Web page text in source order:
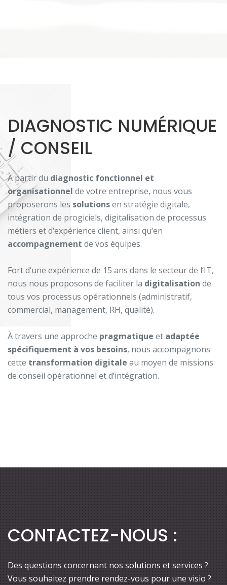
DIAGNOSTIC NUMÉRIQUE
/ CONSEIL
À partir du diagnostic fonctionnel et
organisationnel de votre entreprise, nous vous
proposerons les solutionsen stratégie digitale,
intégration de progiciels, digitalisation de processus
métiers et d‘expérience client, ainsi qu‘en
accompagnement de vos équipes.
Fort d‘une expérience de 15 ans dans le secteur de l‘IT,
nous nous proposons de faciliter la digitalisation de
tous vos processus opérationnels (administratif,
commercial, management, RH, qualité).
À travers une approche pragmatique et adaptée
spécifiquement à vos besoins, nous accompagnons
cette transformation digitale au moyen de missions
de conseil opérationnel et d‘intégration.
CONTACTEZ-NOUS :
Des questions concernant nos solutions et services ?
Vous souhaitez prendre rendez-vous pour une visio ?